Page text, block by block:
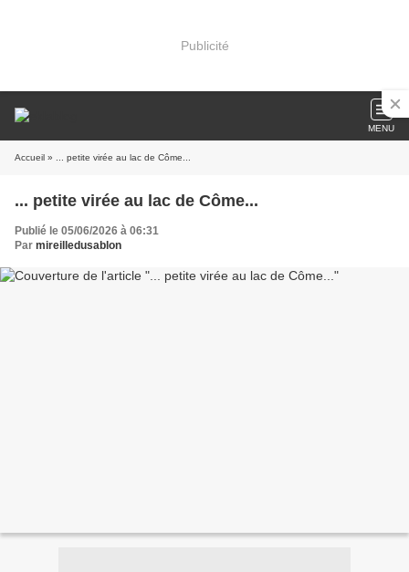
Publicité
MENU
Accueil » ... petite virée au lac de Côme...
... petite virée au lac de Côme...
Publié le 05/06/2026 à 06:31
Par mireilledusablon